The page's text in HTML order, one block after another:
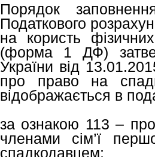
Порядок
Податкового
на користь
(форма 1 ДФ)
України від
про право на
відображається в
за ознакою 113 –
членами сім’ї
спадкодавцем;